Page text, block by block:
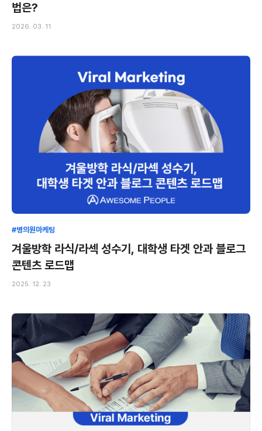
법은?
2026. 03. 11
#병의원마케팅
겨울방학 라식/라섹 성수기, 대학생 타겟 안과 블로그
콘텐츠 로드맵
2025. 12. 23